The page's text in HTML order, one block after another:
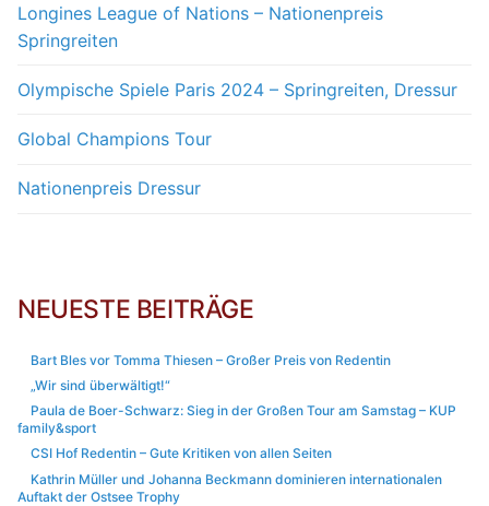
Longines League of Nations – Nationenpreis
Springreiten
Olympische Spiele Paris 2024 – Springreiten, Dressur
Global Champions Tour
Nationenpreis Dressur
NEUESTE BEITRÄGE
Bart Bles vor Tomma Thiesen – Großer Preis von Redentin
„Wir sind überwältigt!“
Paula de Boer-Schwarz: Sieg in der Großen Tour am Samstag – KUP
family&sport
CSI Hof Redentin – Gute Kritiken von allen Seiten
Kathrin Müller und Johanna Beckmann dominieren internationalen
Auftakt der Ostsee Trophy